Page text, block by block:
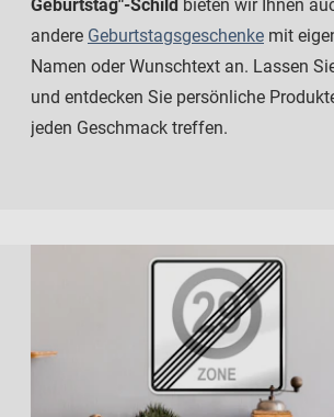
Geburtstag"-Schild bieten wir Ihnen
andere Geburtstagsgeschenke mit
Namen oder Wunschtext an. Lassen
und entdecken Sie persönliche
jeden Geschmack treffen.